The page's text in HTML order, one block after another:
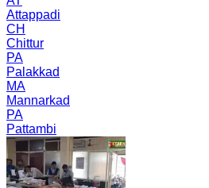
Attappadi
CH
Chittur
PA
Palakkad
MA
Mannarkad
PA
Pattambi